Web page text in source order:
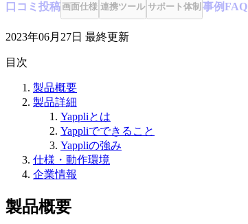
口コミ 投稿画面仕様 連携ツール サポート体制 事例FAQ
2023年06月27日 最終更新
目次
製品概要
製品詳細
Yappliとは
Yappliでできること
Yappliの強み
仕様・動作環境
企業情報
製品概要